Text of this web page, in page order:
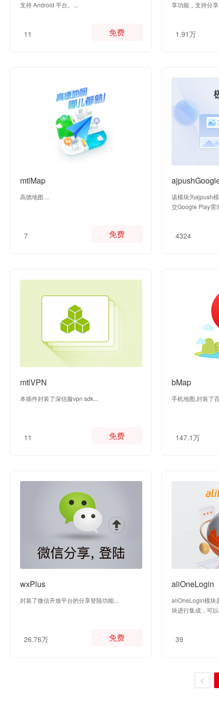
支持 Android 平台。...
11 免费
享功能，支持分
1.91万
mtlMap
高德地图 ...
7 免费
该模块为ajpush
交Google Play需
4324
mtlVPN
本插件封装了深信服vpn sdk...
11 免费
bMap
手机地图,封装了
147.1万
wxPlus
封装了微信开放平台的分享登陆功能...
26.76万 免费
aliOneLogin
aliOneLogin模块
块进行集成，可
39